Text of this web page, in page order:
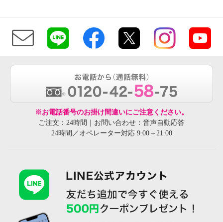
※お電話番号のお掛け間違いにご注意ください。
ご注文：24時間｜お問い合わせ：音声自動応答
24時間／オペレーター対応 9:00～21:00